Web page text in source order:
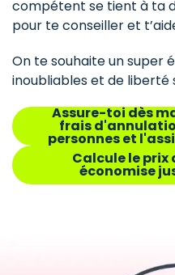
compétent se tient à ta
pour te conseiller et
On te souhaite un super
inoubliables et de liberté
Assure-toi dès
frais
personnes et
Calcule le prix
économise